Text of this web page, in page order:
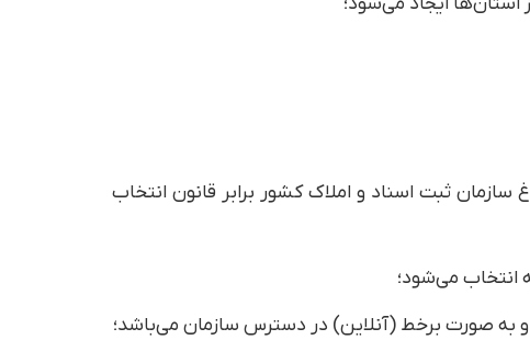
موجب ابلاغ سازمان ثبت اسناد و املاک کشور برابر قانون انتخاب
انتخاب می‌شود؛